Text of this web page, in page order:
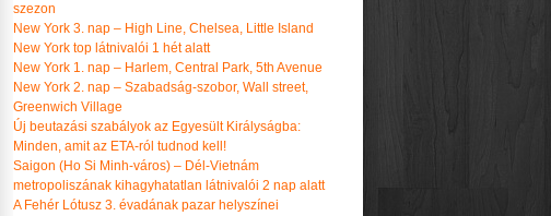
szezon
New York 3. nap – High Line, Chelsea, Little Island
New York top látnivalói 1 hét alatt
New York 1. nap – Harlem, Central Park, 5th Avenue
New York 2. nap – Szabadság-szobor, Wall street,
Greenwich Village
Új beutazási szabályok az Egyesült Királyságba:
Minden, amit az ETA-ról tudnod kell!
Saigon (Ho Si Minh-város) – Dél-Vietnám
metropoliszának kihagyhatatlan látnivalói 2 nap alatt
A Fehér Lótusz 3. évadának pazar helyszínei